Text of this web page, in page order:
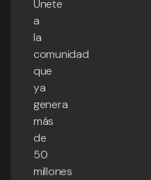
Únete
a
la
comunidad
que
ya
genera
más
de
50
millones